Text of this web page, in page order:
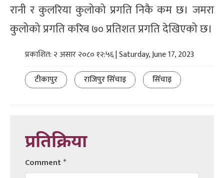
रानी र कुलरिया कुलोको प्रगति निकै कम छ। जमरा
कुलोको प्रगति करिब ७० प्रतिशत प्रगति देखिएको छ।
प्रकाशित: २ असार २०८० १२:५६ | Saturday, June 17, 2023
टीकापुर
राजिपुर सिँचाइ सिँचाइ
प्रतिक्रिया
Comment*